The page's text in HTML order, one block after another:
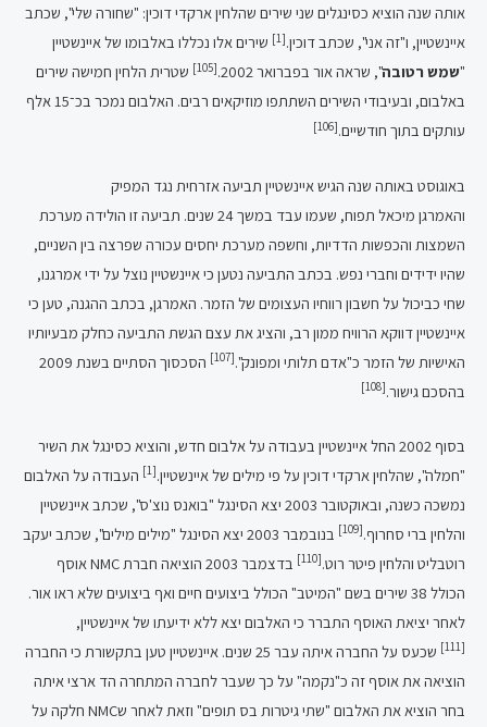
אותה שנה הוציא כסינגלים שני שירים שהלחין ארקדי דוכין: "שחורה שלי", שכתב
איינשטיין, ו"זה אני", שכתב דוכין.[1]
שירים אלו נכללו באלבומו של איינשטיין
"שמש רטובה", שראה אור בפברואר 2002. [105]
שטרית הלחין חמישה שירים
באלבום, ובעיבודי השירים השתתפו מוזיקאים רבים. האלבום נמכר בכ־15 אלף
עותקים בתוך חודשיים.[106]
באוגוסט באותה שנה הגיש איינשטיין תביעה אזרחית נגד המפיק
והאמרגן מיכאל תפוח, שעמו עבד במשך 24 שנים. תביעה זו הולידה מערכת
השמצות והכפשות הדדיות, וחשפה מערכת יחסים עכורה שפרצה בין השניים,
שהיו ידידים וחברי נפש. בכתב התביעה נטען כי איינשטיין נוצל על ידי אמרגנו,
שחי כביכול על חשבון רווחיו העצומים של הזמר. האמרגן, בכתב ההגנה, טען כי
איינשטיין דווקא הרוויח ממון רב, והציג את עצם הגשת התביעה כחלק מבעיותיו
האישיות של הזמר כ"אדם תלותי ומפונק".[107]
הסכסוך הסתיים בשנת 2009
בהסכם גישור.[108]
בסוף 2002 החל איינשטיין בעבודה על אלבום חדש, והוציא כסינגל את השיר
"חמלה", שהלחין ארקדי דוכין על פי מילים של איינשטיין.[1]
העבודה על האלבום
נמשכה כשנה, ובאוקטובר 2003 יצא הסינגל "בואנס נוצ'ס", שכתב איינשטיין
והלחין ברי סחרוף.[109]
בנובמבר 2003 יצא הסינגל "מילים מילים", שכתב יעקב
רוטבליט והלחין פיטר רוט.[110]
בדצמבר 2003 הוציאה חברת NMC אוסף
הכולל 38 שירים בשם "המיטב" הכולל ביצועים חיים ואף ביצועים שלא ראו אור.
לאחר יציאת האוסף התברר כי האלבום יצא ללא ידיעתו של איינשטיין,
[111]
שכעס על החברה איתה עבר 25 שנים. איינשטיין טען בתקשורת כי החברה
הוציאה את אוסף זה כ"נקמה" על כך שעבר לחברה המתחרה הד ארצי איתה
בחר הוציא את האלבום "שתי גיטרות בס תופים" וזאת לאחר שNMC חלקה על